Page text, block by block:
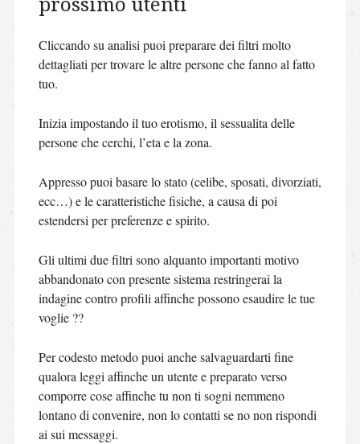
prossimo utenti
Cliccando su analisi puoi preparare dei filtri molto
dettagliati per trovare le altre persone che fanno al fatto
tuo.
Inizia impostando il tuo erotismo, il sessualita delle
persone che cerchi, l’eta e la zona.
Appresso puoi basare lo stato (celibe, sposati, divorziati,
ecc…) e le caratteristiche fisiche, a causa di poi
estendersi per preferenze e spirito.
Gli ultimi due filtri sono alquanto importanti motivo
abbandonato con presente sistema restringerai la
indagine contro profili affinche possono esaudire le tue
voglie ??
Per codesto metodo puoi anche salvaguardarti fine
qualora leggi affinche un utente e preparato verso
comporre cose affinche tu non ti sogni nemmeno
lontano di convenire, non lo contatti se no non rispondi
ai sui messaggi.